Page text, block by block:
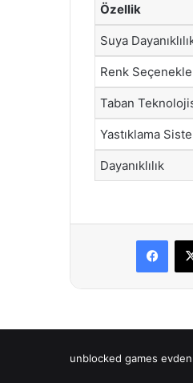
Özellik
Suya
Renk
Taban
Yastıklama
Dayanıklılık
unblocked games